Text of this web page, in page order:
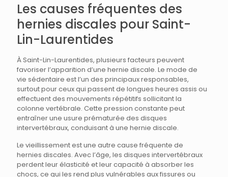
Les causes fréquentes des
hernies discales pour Saint-
Lin-Laurentides
À Saint-Lin-Laurentides, plusieurs facteurs peuvent
favoriser l’apparition d’une hernie discale. Le mode de
vie sédentaire est l’un des principaux responsables,
surtout pour ceux qui passent de longues heures assis ou
effectuent des mouvements répétitifs sollicitant la
colonne vertébrale. Cette pression constante peut
entraîner une usure prématurée des disques
intervertébraux, conduisant à une hernie discale.
Le vieillissement est une autre cause fréquente de
hernies discales. Avec l’âge, les disques intervertébraux
perdent leur élasticité et leur capacité à absorber les
chocs, ce qui les rend plus vulnérables aux fissures ou